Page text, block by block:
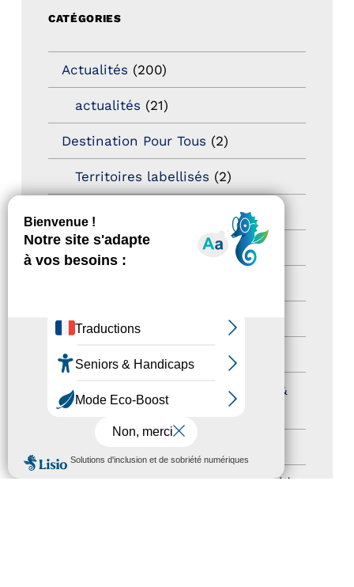
MENU
CATÉGORIES
Actualités (200)
actualités (21)
Destination Pour Tous (2)
Territoires labellisés (2)
Newsletter pro
Autres événements (41)
Journées nationales Tourisme &
Handicap
(1)